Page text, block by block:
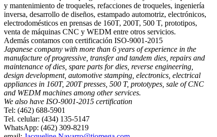
y mantenimiento de troqueles, refacciones de troqueles, ingeniería
inversa, desarrollo de diseños, estampado automotriz, electrónicos,
electrodomésticos en prensas de 160T, 200T, 500 T, prototipos,
venta de máquinas CNC y WEDM entre otros servicios.
Además contamos con certificación ISO‐9001‐2015
Japanese company with more than 6 years of experience in the
manufacture of progressive, transfer and tandem dies, repairs and
maintenance of dies, spare parts for dies, reverse engineering,
design development, automotive stamping, electronics, electrical
appliances in 160T, 200T presses, 500 T, prototypes, sale of CNC
and WEDM machines among other services.
We also have ISO‐9001‐2015 certification
Tel: (462) 688-5901
Tel. celular: (434) 135-5147
WhatsApp: (462) 309-8219